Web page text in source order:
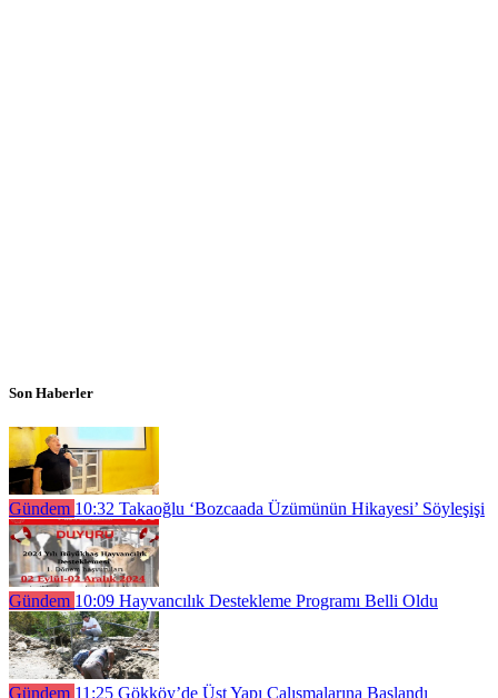
Son Haberler
Gündem 10:32 Takaoğlu ‘Bozcaada Üzümünün Hikayesi’ Söyleşişi
Gündem 10:09 Hayvancılık Destekleme Programı Belli Oldu
Gündem 11:25 Gökköy’de Üst Yapı Çalışmalarına Başlandı